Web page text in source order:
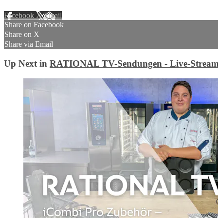
Facebook XEmail
Share on Facebook
Share on X
Share via Email
Up Next in RATIONAL TV-Sendungen - Live-